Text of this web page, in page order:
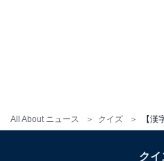
All About ニュース クイズ
クイ